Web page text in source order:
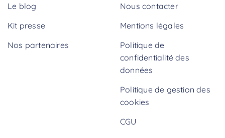
Le blog
Kit presse
Nos partenaires
Nous contacter
Mentions légales
Politique de
confidentialité des
données
Politique de gestion des
cookies
CGU